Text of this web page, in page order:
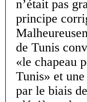
n’était pas
principe
de Tunis
«le chapeau
Tunis» et
par le biais